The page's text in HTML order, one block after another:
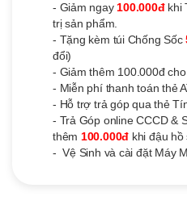
- Giảm ngay100.000đ khi
trị sản phẩm.
- Tặng kèm túi Chống Sốc
đổi)
- Giảm thêm 100.000đ
- Miễn phí thanh toán thẻ
- Hỗ trợ trả góp qua thẻ
- Trả Góp online CCCD &
thêm 100.000đ khi đậu
- Vệ Sinh và cài đặt Máy